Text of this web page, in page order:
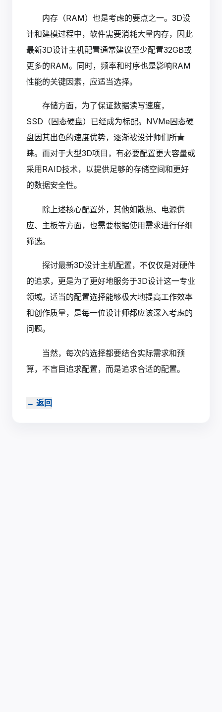
内存（RAM）也是考虑的要点之一。3D设
计和建模过程中，软件需要消耗大量内存，因此
最新3D设计主机配置通常建议至少配置32GB或
更多的RAM。同时，频率和时序也是影响RAM
性能的关键因素，应适当选择。
存储方面，为了保证数据读写速度，
SSD（固态硬盘）已经成为标配。NVMe固态硬
盘因其出色的速度优势，逐渐被设计师们所青
睐。而对于大型3D项目，有必要配置更大容量或
采用RAID技术，以提供足够的存储空间和更好
的数据安全性。
除上述核心配置外，其他如散热、电源供
应、主板等方面，也需要根据使用需求进行仔细
筛选。
探讨最新3D设计主机配置，不仅仅是对硬件
的追求，更是为了更好地服务于3D设计这一专业
领域。适当的配置选择能够极大地提高工作效率
和创作质量，是每一位设计师都应该深入考虑的
问题。
当然，每次的选择都要结合实际需求和预
算，不盲目追求配置，而是追求合适的配置。‍
← 返回